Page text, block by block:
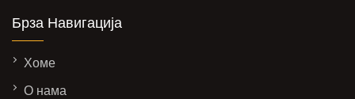
Брза Навигација
Хоме
О нама